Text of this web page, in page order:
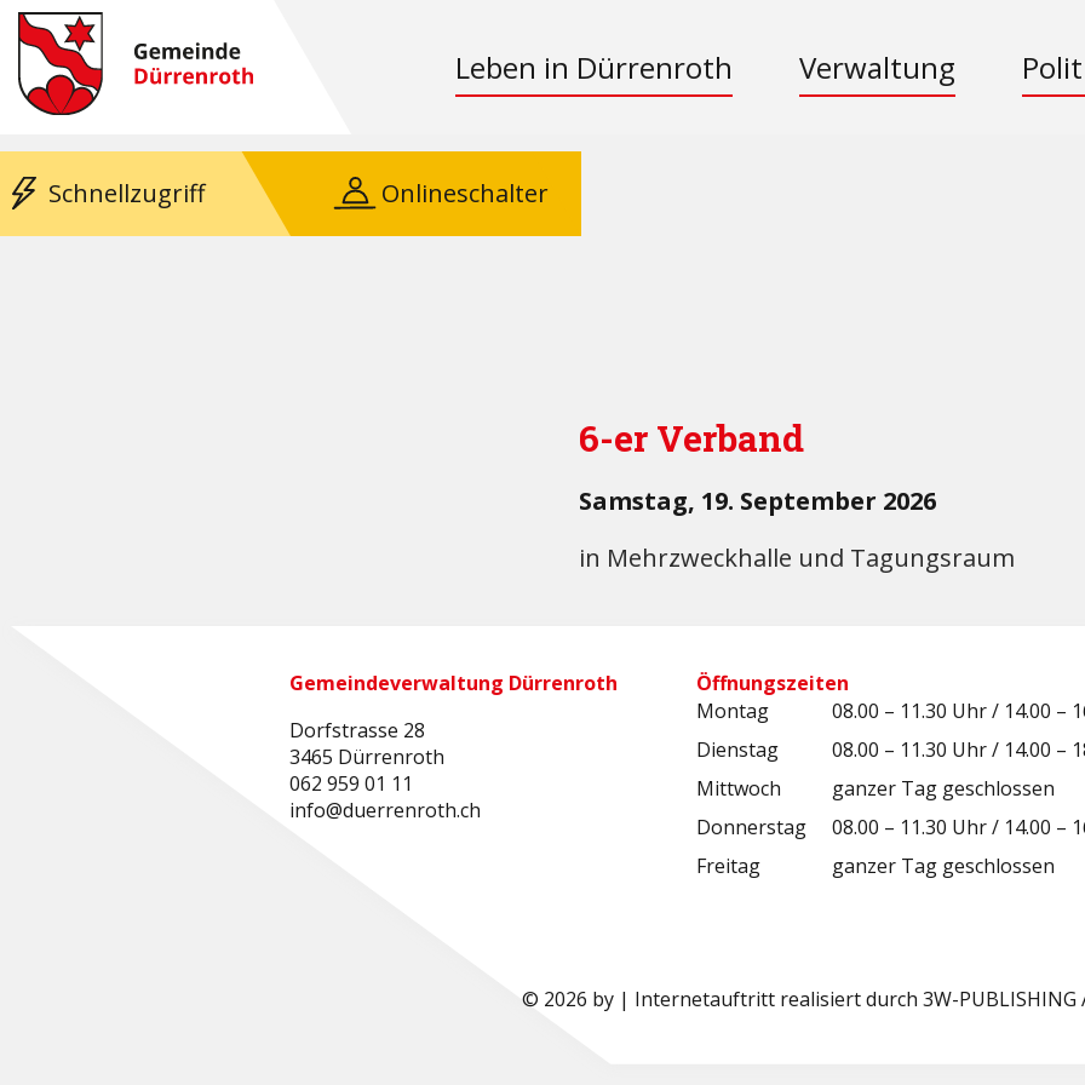
Leben in Dürrenroth Verwaltung
Schnellzugriff Onlineschalter
6-er Verband
Samstag, 19. September 2026
in Mehrzweckhalle und Tagungsraum
Gemeindeverwaltung Dürrenroth
Dorfstrasse 28
3465 Dürrenroth
062 959 01 11
info@duerrenroth.ch
Öffnungszeiten
Montag
08.00 – 11.30 Uhr / 14.00 –
Dienstag
08.00 – 11.30 Uhr / 14.00 –
Mittwoch
ganzer Tag geschlossen
Donnerstag
08.00 – 11.30 Uhr / 14.00 –
Freitag
ganzer Tag geschlossen
© 2026 by | Internetauftritt realisiert durch 3W-PUBLISHING